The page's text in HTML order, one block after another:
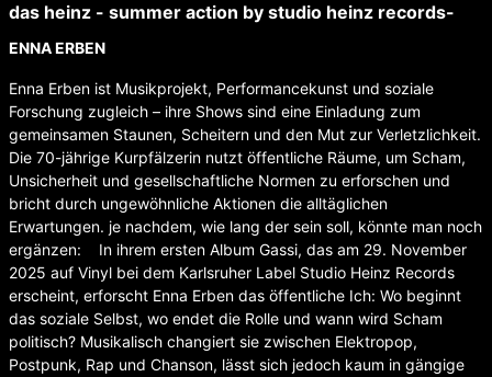
das heinz - summer action by studio heinz records-
ENNA ERBEN
Enna Erben ist Musikprojekt, Performancekunst und soziale
Forschung zugleich – ihre Shows sind eine Einladung zum
gemeinsamen Staunen, Scheitern und den Mut zur Verletzlichkeit.
Die 70-jährige Kurpfälzerin nutzt öffentliche Räume, um Scham,
Unsicherheit und gesellschaftliche Normen zu erforschen und
bricht durch ungewöhnliche Aktionen die alltäglichen
Erwartungen. je nachdem, wie lang der sein soll, könnte man noch
ergänzen: In ihrem ersten Album Gassi, das am 29. November
2025 auf Vinyl bei dem Karlsruher Label Studio Heinz Records
erscheint, erforscht Enna Erben das öffentliche Ich: Wo beginnt
das soziale Selbst, wo endet die Rolle und wann wird Scham
politisch? Musikalisch changiert sie zwischen Elektropop,
Postpunk, Rap und Chanson, lässt sich jedoch kaum in gängige